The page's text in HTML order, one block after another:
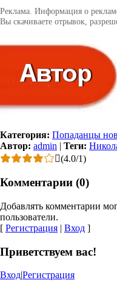
Реклама. Информация о
Вы скачиваете отрывок,
Категория: Попаданцы
Автор: admin | Теги:
(4.0/1)
Комментарии (0)
Добавлять комментарии
пользователи.
[ Регистрация | Вход ]
Приветствуем вас!
Вход|Регистрация